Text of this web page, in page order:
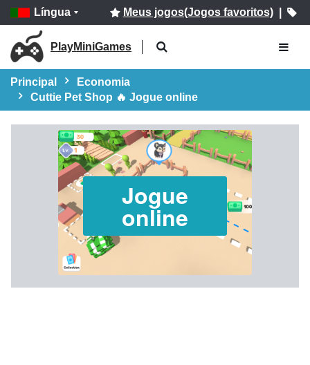
Língua Meus jogos(Jogos favoritos)|
PlayMiniGames
Principal
Economia
Cuttie Pet Shop 🔥 Jogue online
Jogue
online